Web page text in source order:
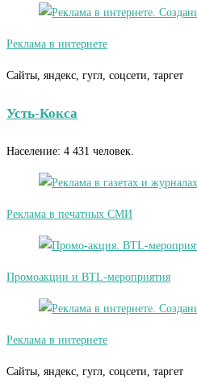
Реклама в интернете
Сайты, яндекс, гугл, соцсети, таргет
Усть-Кокса
Население: 4 431 человек.
Реклама в печатных СМИ
Промоакции и BTL-мероприятия
Реклама в интернете
Сайты, яндекс, гугл, соцсети, таргет